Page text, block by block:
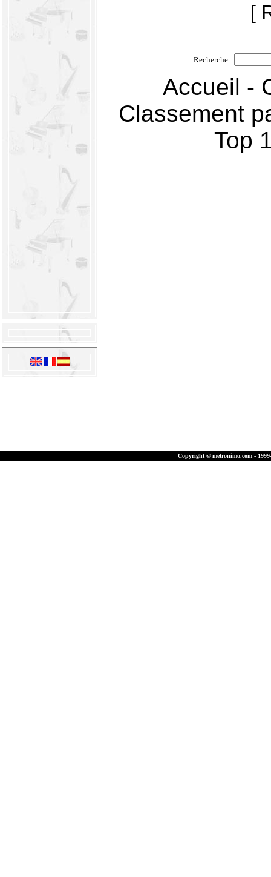
[
Recherche :
Accueil -
Classement
Top
Copyright © metronimo.com -